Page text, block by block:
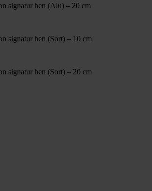
signatur ben (Alu) – 20 cm
signatur ben (Sort) – 10 cm
signatur ben (Sort) – 20 cm